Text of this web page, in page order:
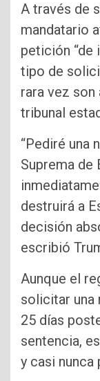
A través de
mandatario
petición “de
tipo de
rara vez
tribunal
“Pediré una
Suprema de
destruirá a
decisión
escribió
Aunque el
solicitar una
25 días
sentencia,
y casi nunca